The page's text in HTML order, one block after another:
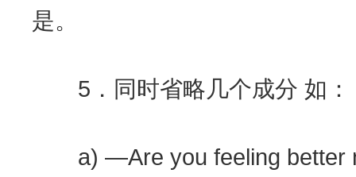
是。
5．同时省略几个成分 如：
a) —Are you feeling better